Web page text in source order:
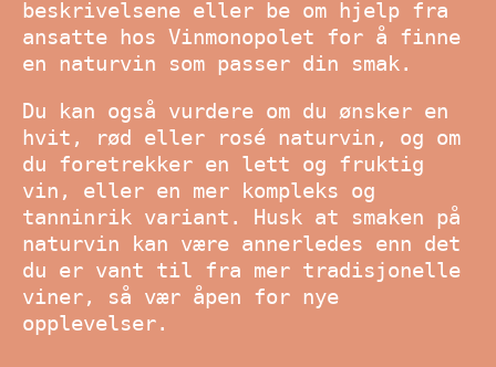
beskrivelsene eller be om hjelp fra
ansatte hos Vinmonopolet for å finne
en naturvin som passer din smak.
Du kan også vurdere om du ønsker en
hvit, rød eller rosé naturvin, og om
du foretrekker en lett og fruktig
vin, eller en mer kompleks og
tanninrik variant. Husk at smaken på
naturvin kan være annerledes enn det
du er vant til fra mer tradisjonelle
viner, så vær åpen for nye
opplevelser.